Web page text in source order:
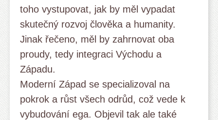
toho vystupovat, jak by měl vypadat
skutečný rozvoj člověka a humanity.
Jinak řečeno, měl by zahrnovat oba
proudy, tedy integraci Východu a
Západu.
Moderní Západ se specializoval na
pokrok a růst všech odrůd, což vede k
vybudování ega. Objevil tak ale také